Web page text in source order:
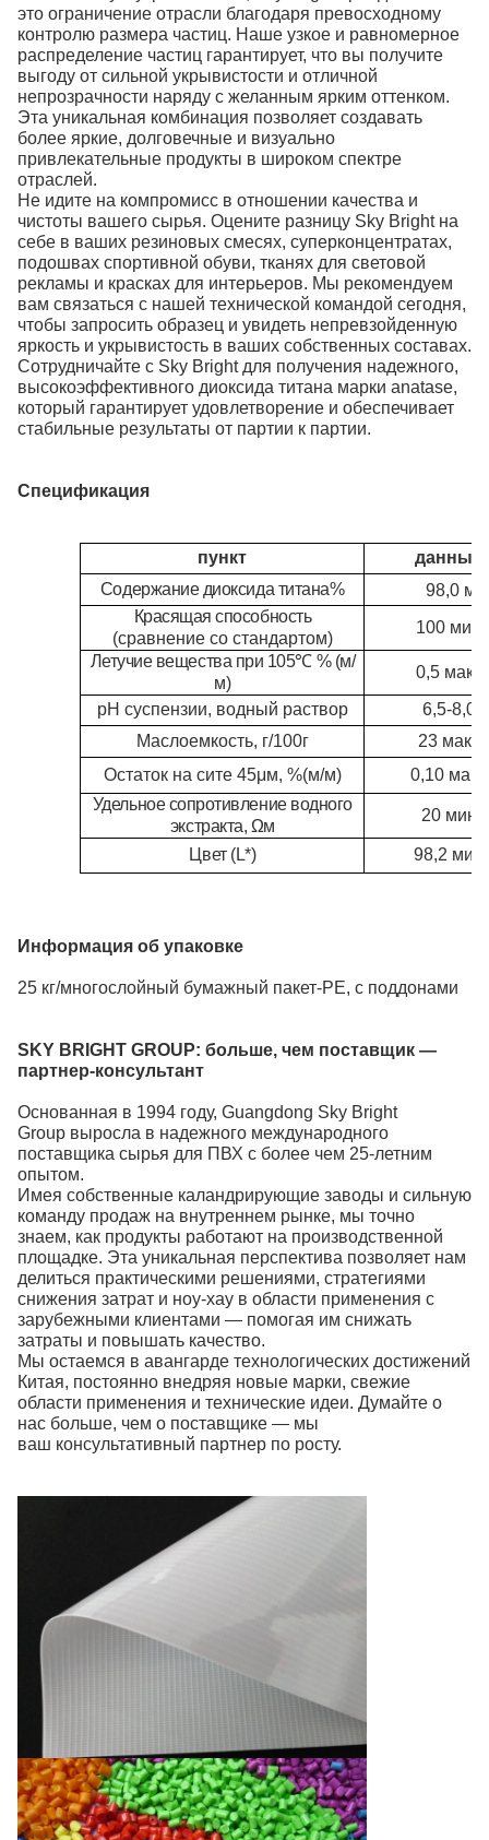
это ограничение отрасли благодаря превосходному
контролю размера частиц. Наше узкое и равномерное
распределение частиц гарантирует, что вы получите
выгоду от сильной укрывистости и отличной
непрозрачности наряду с желанным ярким оттенком.
Эта уникальная комбинация позволяет создавать
более яркие, долговечные и визуально
привлекательные продукты в широком спектре
отраслей.
Не идите на компромисс в отношении качества и
чистоты вашего сырья. Оцените разницу Sky Bright на
себе в ваших резиновых смесях, суперконцентратах,
подошвах спортивной обуви, тканях для световой
рекламы и красках для интерьеров. Мы рекомендуем
вам связаться с нашей технической командой сегодня,
чтобы запросить образец и увидеть непревзойденную
яркость и укрывистость в ваших собственных составах.
Сотрудничайте с Sky Bright для получения надежного,
высокоэффективного диоксида титана марки anatase,
который гарантирует удовлетворение и обеспечивает
стабильные результаты от партии к партии.
Спецификация
пункт
данные
Содержание диоксида титана%
98,0
Красящая способность
(сравнение со стандартом)
100 мин
Летучие вещества при 105℃% (м/
м)
0,5 макс
pH суспензии, водный раствор
6,5-8,0
Маслоемкость, г/100г
23 макс
Остаток на сите 45μм, %(м/м)
0,10 макс
Удельное сопротивление водного
экстракта, Ωм
20 мин
Цвет (L*) 98,2 мин
Информация об упаковке
25 кг/многослойный бумажный пакет-PE, с поддонами
SKY BRIGHT GROUP: больше, чем поставщик —
партнер-консультант
Основанная в 1994 году, Guangdong Sky Bright
Group выросла в надежного международного
поставщика сырья для ПВХ с более чем 25-летним
опытом.
Имея собственные каландрирующие заводы и сильную
команду продаж на внутреннем рынке, мы точно
знаем, как продукты работают на производственной
площадке. Эта уникальная перспектива позволяет нам
делиться практическими решениями, стратегиями
снижения затрат и ноу-хау в области применения с
зарубежными клиентами — помогая им снижать
затраты и повышать качество.
Мы остаемся в авангарде технологических достижений
Китая, постоянно внедряя новые марки, свежие
области применения и технические идеи. Думайте о
нас больше, чем о поставщике — мы
ваш консультативный партнер по росту.